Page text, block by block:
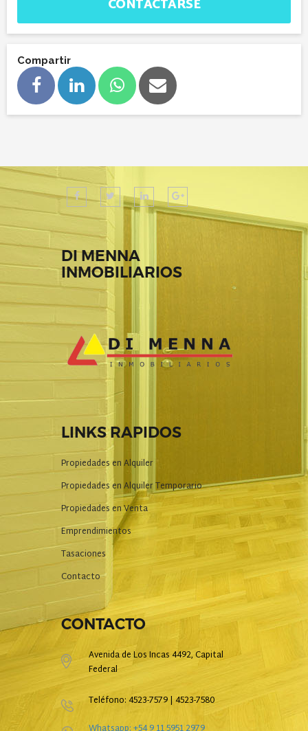
CONTACTARSE
Compartir
DI MENNA
INMOBILIARIOS
LINKS RAPIDOS
Propiedades en Alquiler
Propiedades en Alquiler Temporario
Propiedades en Venta
Emprendimientos
Tasaciones
Contacto
CONTACTO
Avenida de Los Incas 4492, Capital
Federal
Teléfono: 4523-7579 | 4523-7580